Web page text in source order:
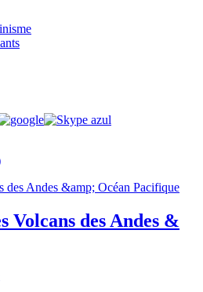
Volcans des Andes &